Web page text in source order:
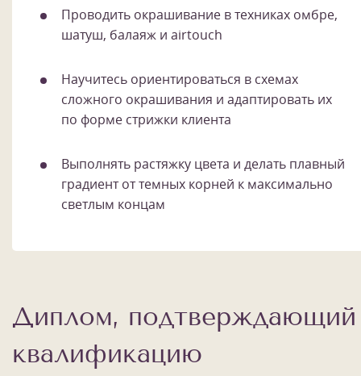
Проводить окрашивание в техниках омбре,
шатуш, балаяж и airtouch
Научитесь ориентироваться в схемах
сложного окрашивания и адаптировать их
по форме стрижки клиента
Выполнять растяжку цвета и делать плавный
градиент от темных корней к максимально
светлым концам
Диплом, подтверждающий
квалификацию